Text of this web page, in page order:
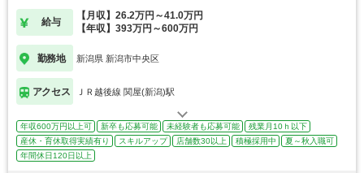
給与
【月収】26.2万円～41.0万円
【年収】393万円～600万円
勤務地 新潟県 新潟市中央区
アクセス ＪＲ越後線 関屋(新潟)駅
年収600万円以上可 新卒も応募可能 未経験者も応募可能
残業月10ｈ以下
産休・育休取得実績有り
スキルアップ 店舗数30以上 積極採用中
夏～秋入職可
年間休日120日以上